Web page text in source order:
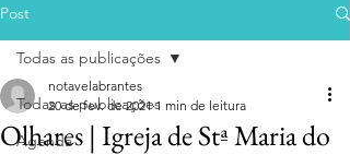
Post
Todas as publicações
Agenda
Todas as publicações
Olhares | Igreja de Stª Maria do
notavelabrantes
20 de fev. de 2021 1 min de leitura